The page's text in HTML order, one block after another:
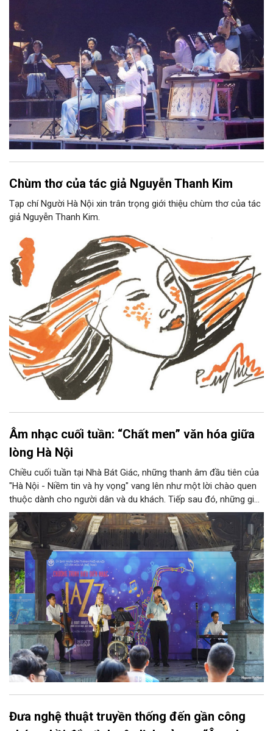
Chùm thơ của tác giả Nguyễn Thanh Kim
Tạp chí Người Hà Nội xin trân trọng giới thiệu chùm thơ của tác
giả Nguyễn Thanh Kim.
Âm nhạc cuối tuần: “Chất men” văn hóa giữa
lòng Hà Nội
Chiều cuối tuần tại Nhà Bát Giác, những thanh âm đầu tiên của
"Hà Nội - Niềm tin và hy vọng" vang lên như một lời chào quen
thuộc dành cho người dân và du khách. Tiếp sau đó, những giai
điệu jazz kinh điển của thế giới lần lượt cất lên qua phần biểu
diễn của NSƯT Quyền Văn Minh và các nghệ sĩ Bình Minh Jazz
Club, mở ra một không gian âm nhạc giàu cảm xúc ngay giữa
trung tâm Thủ đô.
Đưa nghệ thuật truyền thống đến gần công